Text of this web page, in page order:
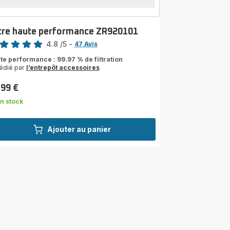
Ajouter au panier
haute performance ZR920101
4.8 /5 - 47 Avis
performance : 99.97 % de filtration
par l’entrepôt accessoires
€
stock